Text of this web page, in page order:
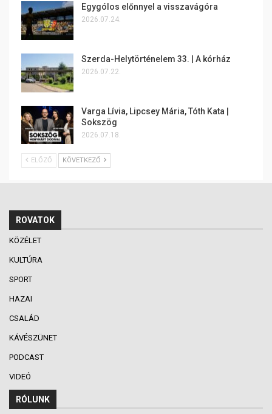
Egygólos előnnyel a visszavágóra
2026.07.24.
Szerda-Helytörténelem 33. | A kórház
2026.07.22.
Varga Lívia, Lipcsey Mária, Tóth Kata |
Sokszög
2026.07.18.
ELŐZŐ KÖVETKEZŐ
ROVATOK
KÖZÉLET
KULTÚRA
SPORT
HAZAI
CSALÁD
KÁVÉSZÜNET
PODCAST
VIDEÓ
RÓLUNK